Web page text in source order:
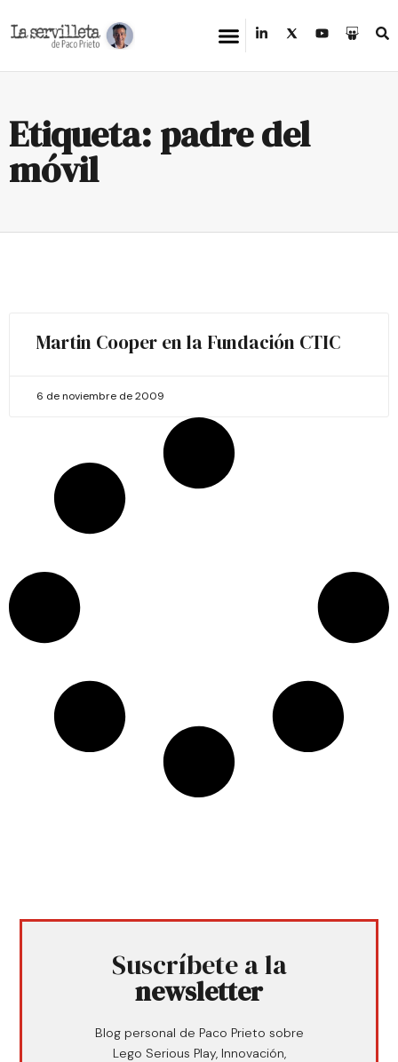
Etiqueta: padre del
móvil
Martin Cooper en la Fundación CTIC
6 de noviembre de 2009
Suscríbete a la
newsletter
Blog personal de Paco Prieto sobre
Lego Serious Play, Innovación,